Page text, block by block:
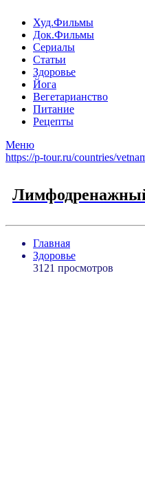
Худ.Фильмы
Док.Фильмы
Сериалы
Статьи
Здоровье
Йога
Вегетарианство
Питание
Рецепты
Меню
https://p-tour.ru/countries/
Главная
Здоровье
3121 просмотров